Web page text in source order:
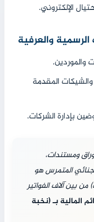
الإلكتروني.
والموردين.
المقدمة
بإدارة الشركات.
ومستندات،
المتمرس هو
بين آلاف الفواتير
المالية بـ (نخبة